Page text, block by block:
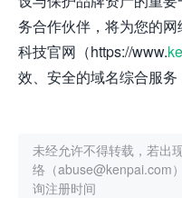
务合作伙伴，将为您的
科技官网（https://www.
效、安全的域名综合服务
未经允许不得转载，若出
络（abuse@kenpai.com
询注册时间